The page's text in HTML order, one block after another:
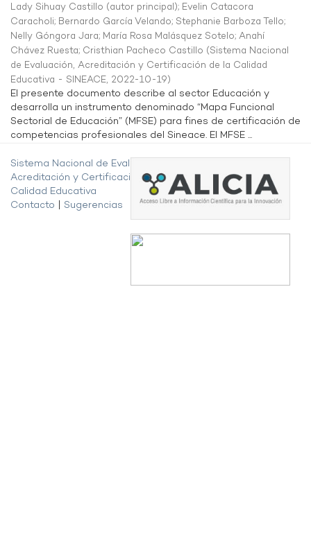
Lady Sihuay Castillo (autor principal); Evelin Catacora
Caracholi; Bernardo García Velando; Stephanie Barboza Tello;
Nelly Góngora Jara; María Rosa Malásquez Sotelo; Anahí
Chávez Ruesta; Cristhian Pacheco Castillo (Sistema Nacional
de Evaluación, Acreditación y Certificación de la Calidad
Educativa - SINEACE, 2022-10-19)
El presente documento describe al sector Educación y
desarrolla un instrumento denominado “Mapa Funcional
Sectorial de Educación” (MFSE) para fines de certificación de
competencias profesionales del Sineace. El MFSE ...
Sistema Nacional de Evaluación,
Acreditación y Certificación de la
Calidad Educativa
Contacto
Sugerencias